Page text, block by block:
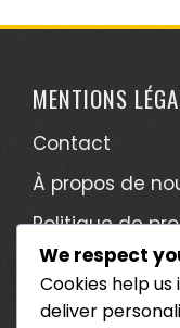
MENTIONS
Contact
À propos de
Politique de
Termes et
Préférences
We respect
Cookies help
deliver